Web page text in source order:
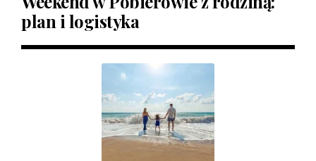
plan i logistyka